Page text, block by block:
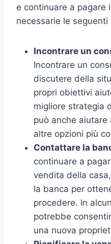
e continuare a pagare
necessarie le seguenti
Incontrare un
Incontrare un
discutere della
propri obiettivi
migliore strategia
può anche
altre opzioni più
Contattare la
continuare a
vendita della
la banca per
procedere. In
potrebbe
una nuova